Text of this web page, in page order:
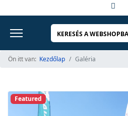
Ön itt van: Kezdőlap Galéria
Featured